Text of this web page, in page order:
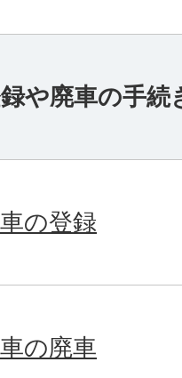
や廃車の手
の登録
の廃車